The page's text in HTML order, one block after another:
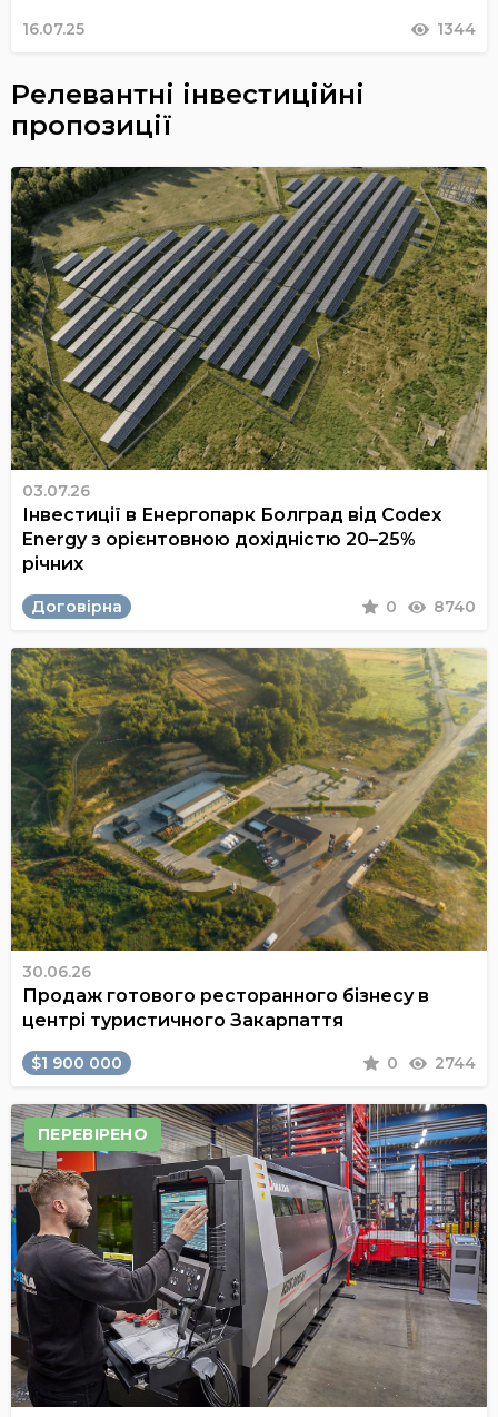
16.07.25 1344
Релевантні інвестиційні
пропозиції
03.07.26
Інвестиції в Енергопарк Болград від Codex
Energy з орієнтовною дохідністю 20–25%
річних
Договірна 0 8740
30.06.26
Продаж готового ресторанного бізнесу в
центрі туристичного Закарпаття
$1 900 000 0 2744
ПЕРЕВІРЕНО